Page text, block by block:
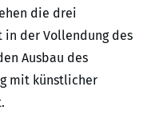
die drei
der Vollendung des
Ausbau des
mit künstlicher